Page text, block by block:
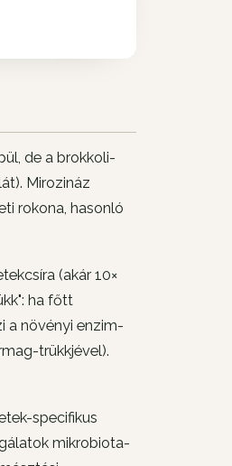
de a brokkoli-
Mirozináz
rokona, hasonló
(akár 10×
ha főtt
a növényi enzim-
trükkjével).
specifikus
mikrobiota-